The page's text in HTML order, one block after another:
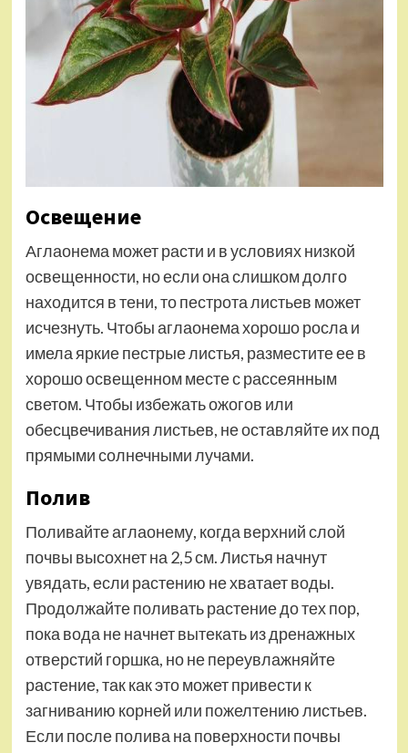
Освещение
Аглаонема может расти и в условиях низкой
освещенности, но если она слишком долго
находится в тени, то пестрота листьев может
исчезнуть. Чтобы аглаонема хорошо росла и
имела яркие пестрые листья, разместите ее в
хорошо освещенном месте с рассеянным
светом. Чтобы избежать ожогов или
обесцвечивания листьев, не оставляйте их под
прямыми солнечными лучами.
Полив
Поливайте аглаонему, когда верхний слой
почвы высохнет на 2,5 см. Листья начнут
увядать, если растению не хватает воды.
Продолжайте поливать растение до тех пор,
пока вода не начнет вытекать из дренажных
отверстий горшка, но не переувлажняйте
растение, так как это может привести к
загниванию корней или пожелтению листьев.
Если после полива на поверхности почвы